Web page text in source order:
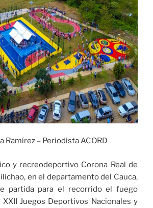
en
México»
Ramírez – Periodista ACORD
y recreodeportivo Corona Real de
en el departamento del Cauca,
partida para el recorrido el fuego
Juegos Deportivos Nacionales y